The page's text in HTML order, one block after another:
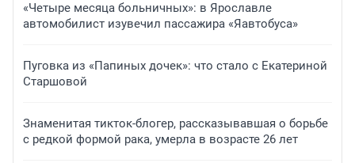
«Четыре месяца больничных»: в Ярославле
автомобилист изувечил пассажира «Яавтобуса»
Пуговка из «Папиных дочек»: что стало с Екатериной
Старшовой
Знаменитая тикток-блогер, рассказывавшая о борьбе
с редкой формой рака, умерла в возрасте 26 лет